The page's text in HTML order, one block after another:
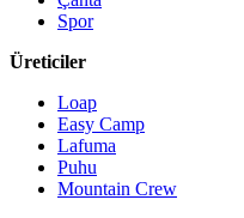
Spor
Üreticiler
Loap
Easy Camp
Lafuma
Puhu
Mountain Crew